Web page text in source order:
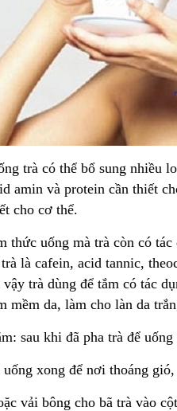
trà có thể bổ sung nhiều
amin và protein cần thiết
cho cơ thể.
thức uống mà trà còn có
là cafein, acid tannic,
trà dùng để tắm có tác
mềm da, làm cho làn da
sau khi đã pha trà để
xong để nơi thoáng
vải bông cho bã trà vào